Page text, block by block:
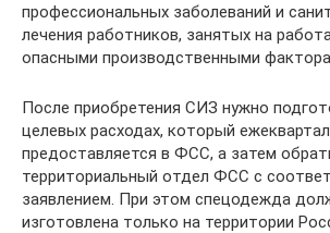
профессиональных заболеваний и
лечения работников, занятых на
опасными производственными
После приобретения СИЗ нужно
целевых расходах, который
предоставляется в ФСС, а затем
территориальный отдел ФСС с
заявлением. При этом спецодежда
изготовлена только на территории